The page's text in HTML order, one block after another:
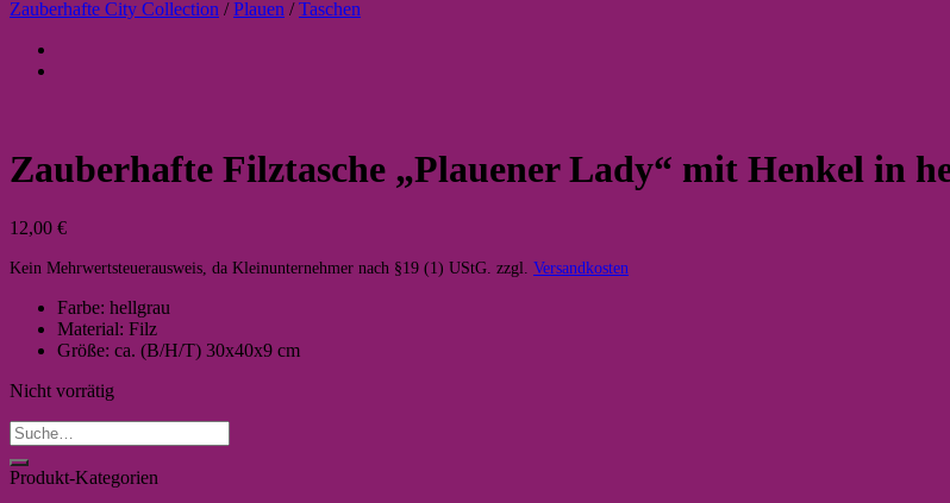
Zauberhafte City Collection / Plauen / Taschen
Zauberhafte Filztasche „Plauener Lady“ mit Henkel in
12,00 €
Kein Mehrwertsteuerausweis, da Kleinunternehmer nach §19 (1) UStG. zzgl. Versandkosten
Farbe: hellgrau
Material: Filz
Größe: ca. (B/H/T) 30x40x9 cm
Nicht vorrätig
Suche
nach:
Produkt-Kategorien